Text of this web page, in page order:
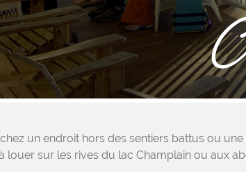
un endroit hors des sentiers battus ou
louer sur les rives du lac Champlain ou aux